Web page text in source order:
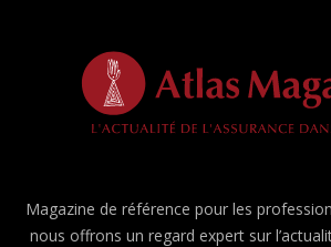
Magazine de référence pour les
nous offrons un regard expert sur